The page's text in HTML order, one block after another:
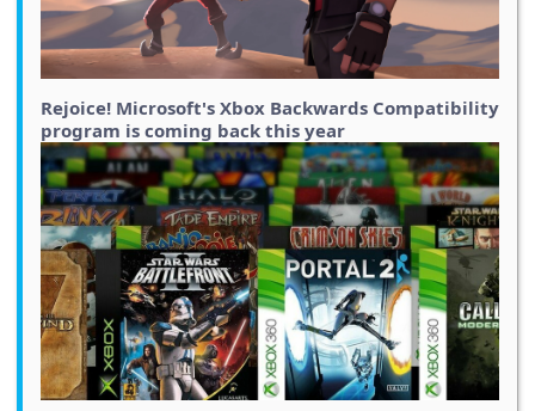
Rejoice! Microsoft's Xbox Backwards Compatibility
program is coming back this year